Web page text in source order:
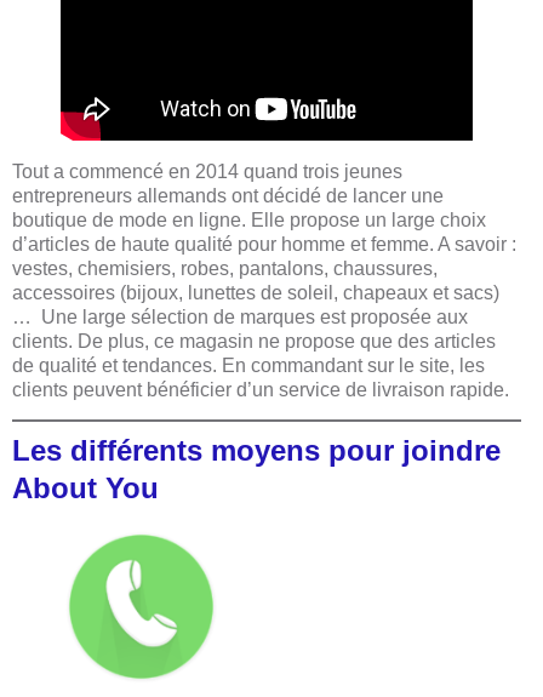
Tout a commencé en 2014 quand trois jeunes
entrepreneurs allemands ont décidé de lancer une
boutique de mode en ligne. Elle propose un large choix
d’articles de haute qualité pour homme et femme. A savoir :
vestes, chemisiers, robes, pantalons, chaussures,
accessoires (bijoux, lunettes de soleil, chapeaux et sacs)
… Une large sélection de marques est proposée aux
clients. De plus, ce magasin ne propose que des articles
de qualité et tendances. En commandant sur le site, les
clients peuvent bénéficier d’un service de livraison rapide.
Les différents moyens pour joindre
About You